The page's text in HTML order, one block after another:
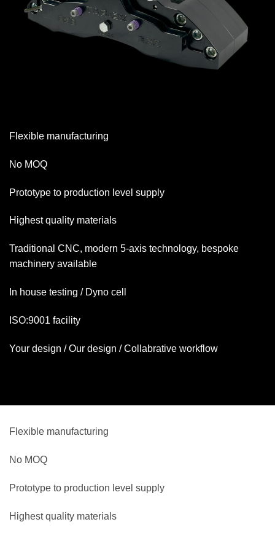
Flexible manufacturing
No MOQ
Prototype to production level supply
Highest quality materials
Traditional CNC, modern 5-axis technology, bespoke
machinery available
In house testing / Dyno cell
ISO:9001 facility
Your design / Our design / Collabrative workflow
Flexible manufacturing
No MOQ
Prototype to production level supply
Highest quality materials